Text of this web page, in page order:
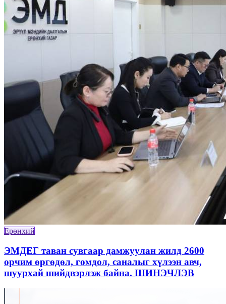
Ерөнхий
ЭМДЕГ таван сувгаар дамжуулан жилд 2600
орчим өргөдөл, гомдол, саналыг хүлээн авч,
шуурхай шийдвэрлэж байна. ШИНЭЧЛЭВ